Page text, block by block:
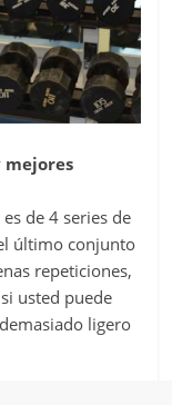
mejores
de 4 series de
último conjunto
repeticiones,
usted puede
ligero